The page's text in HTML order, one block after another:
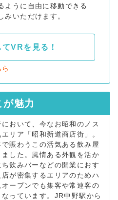
ように自由に移動できる
みいただけます。
VRを見る！
が魅力
おいて、今なお昭和のノス
リア「昭和新道商店街」。
賑わうこの活気ある飲み屋
した。風情ある外観を活か
飲みバーなどの開業におす
が密集するエリアのためハ
ープンでも集客や常連客の
っています。JR中野駅から